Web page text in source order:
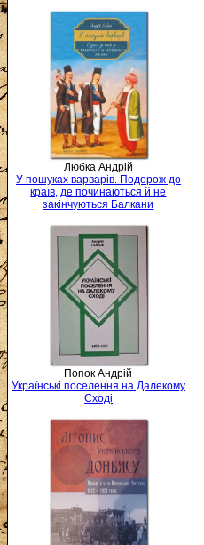
Любка Андрій
У пошуках варварів. Подорож до
країв, де починаються й не
закінчуються Балкани
Попок Андрій
Українські поселення на Далекому
Сході